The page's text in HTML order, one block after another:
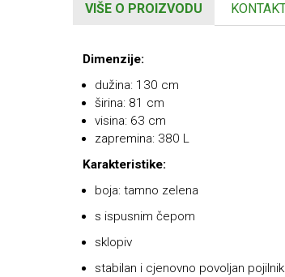
VIŠE O PROIZVODU
Dimenzije:
dužina: 130 cm
širina: 81 cm
visina: 63 cm
zapremina: 380 L
Karakteristike:
boja: tamno zelena
s ispusnim čepom
sklopiv
stabilan i cjenovno povoljan